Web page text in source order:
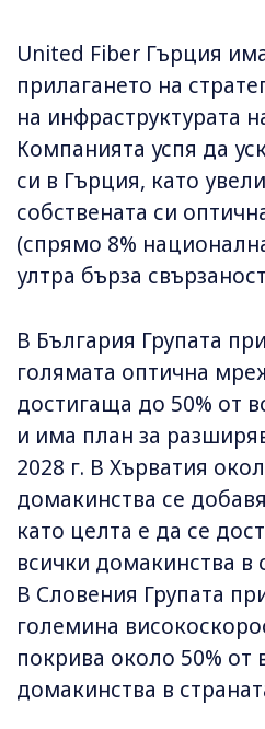
United Fiber Гърция
прилагането на
на инфраструктурата
Компанията успя да
си в Гърция, като
собствената си
(спрямо 8%
ултра бърза
В България Групата
голямата оптична
достигаща до 50% от
и има план за
2028 г. В Хърватия
домакинства се
като целта е да се
всички домакинства в
В Словения Групата
големина
покрива около 50% от
домакинства в